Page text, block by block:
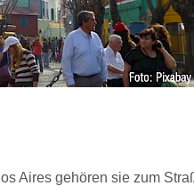
Aires gehören sie zum